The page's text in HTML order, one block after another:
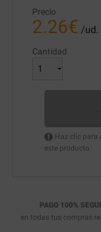
Precio
2.26€ /ud.
Cantidad
Haz clic para
este producto
PAGO 100%
en todas tus compras